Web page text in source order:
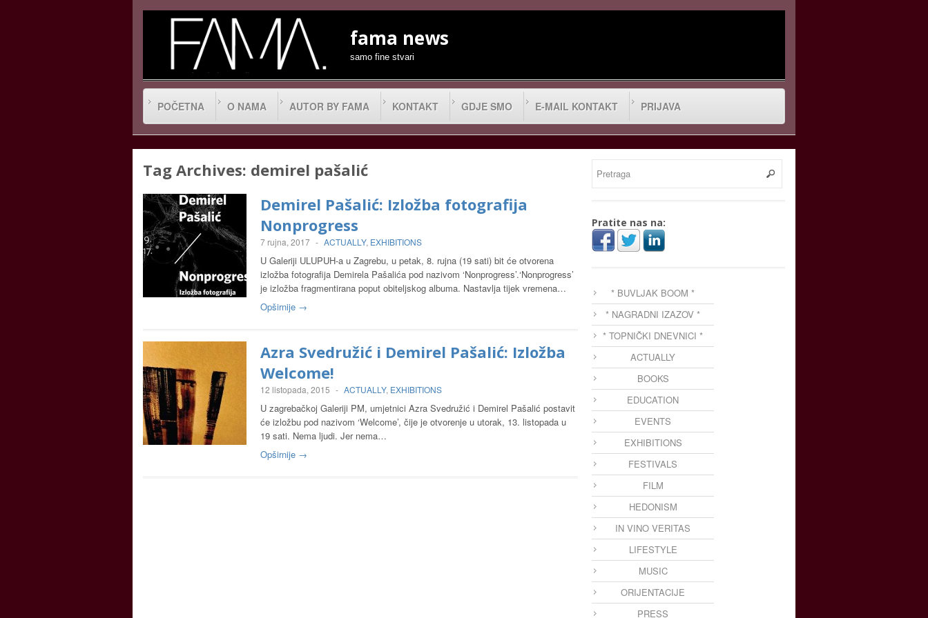
fama news
samo fine stvari
POČETNA O NAMA AUTOR BY FAMA KONTAKT GDJE SMO E-MAIL KONTAKT PRIJAVA
Tag Archives: demirel pašalić
Demirel Pašalić: Izložba fotografija
Nonprogress
7 rujna, 2017 - ACTUALLY, EXHIBITIONS
U Galeriji ULUPUH-a u Zagrebu, u petak, 8. rujna (19 sati) bit će otvorena
izložba fotografija Demirela Pašalića pod nazivom ‘Nonprogress’.‘Nonprogress’
je izložba fragmentirana poput obiteljskog albuma. Nastavlja tijek vremena…
Opširnije →
Azra Svedružić i Demirel Pašalić: Izložba
Welcome!
12 listopada, 2015 - ACTUALLY, EXHIBITIONS
U zagrebačkoj Galeriji PM, umjetnici Azra Svedružić i Demirel Pašalić postavit
će izložbu pod nazivom ‘Welcome’, čije je otvorenje u utorak, 13. listopada u
19 sati. Nema ljudi. Jer nema…
Opširnije →
Pratite nas na:
* BUVLJAK BOOM *
* NAGRADNI IZAZOV *
* TOPNIČKI DNEVNICI *
ACTUALLY
BOOKS
EDUCATION
EVENTS
EXHIBITIONS
FESTIVALS
FILM
HEDONISM
IN VINO VERITAS
LIFESTYLE
MUSIC
ORIJENTACIJE
PRESS